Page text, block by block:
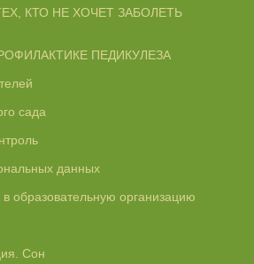
КТО НЕ ХОЧЕТ ЗАБОЛЕТЬ
ПЕДИКУЛЕЗА
сада
данных
образовательную организацию
Сон